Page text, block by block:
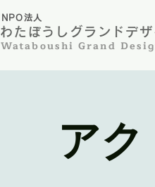
NPO法人
わたぼうしグランドデザ
​Wataboushi Grand
ア